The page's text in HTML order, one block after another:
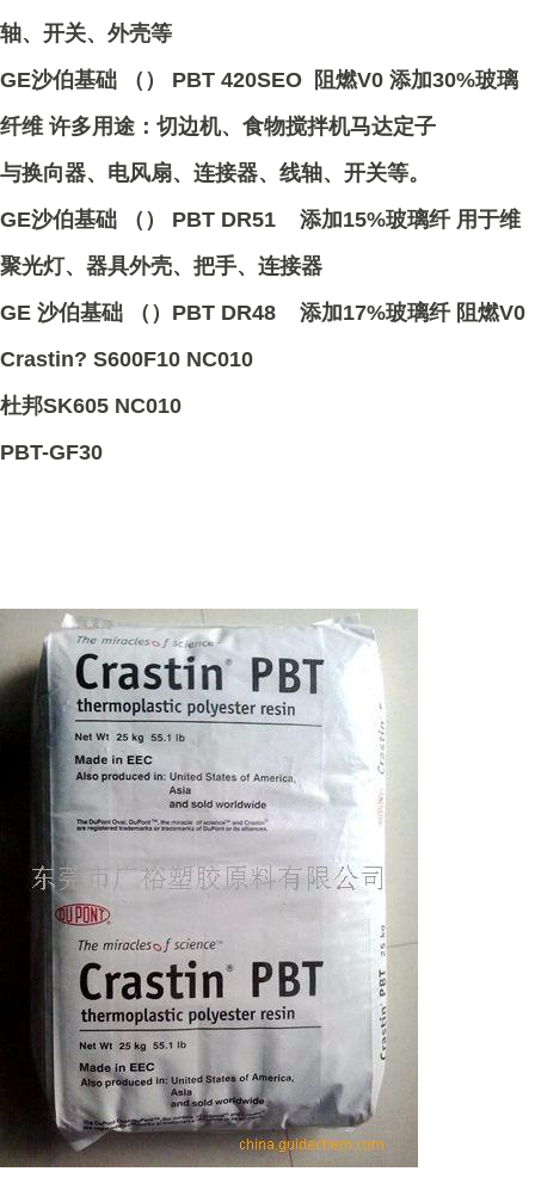
轴、开关、外壳等
GE沙伯基础 （） PBT 420SEO 阻燃V0 添加30%玻璃
纤维 许多用途：切边机、食物搅拌机马达定子
与换向器、电风扇、连接器、线轴、开关等。
GE沙伯基础 （） PBT DR51 添加15%玻璃纤 用于维
聚光灯、器具外壳、把手、连接器
GE 沙伯基础 （）PBT DR48 添加17%玻璃纤 阻燃V0
Crastin? S600F10 NC010
杜邦SK605 NC010
PBT-GF30